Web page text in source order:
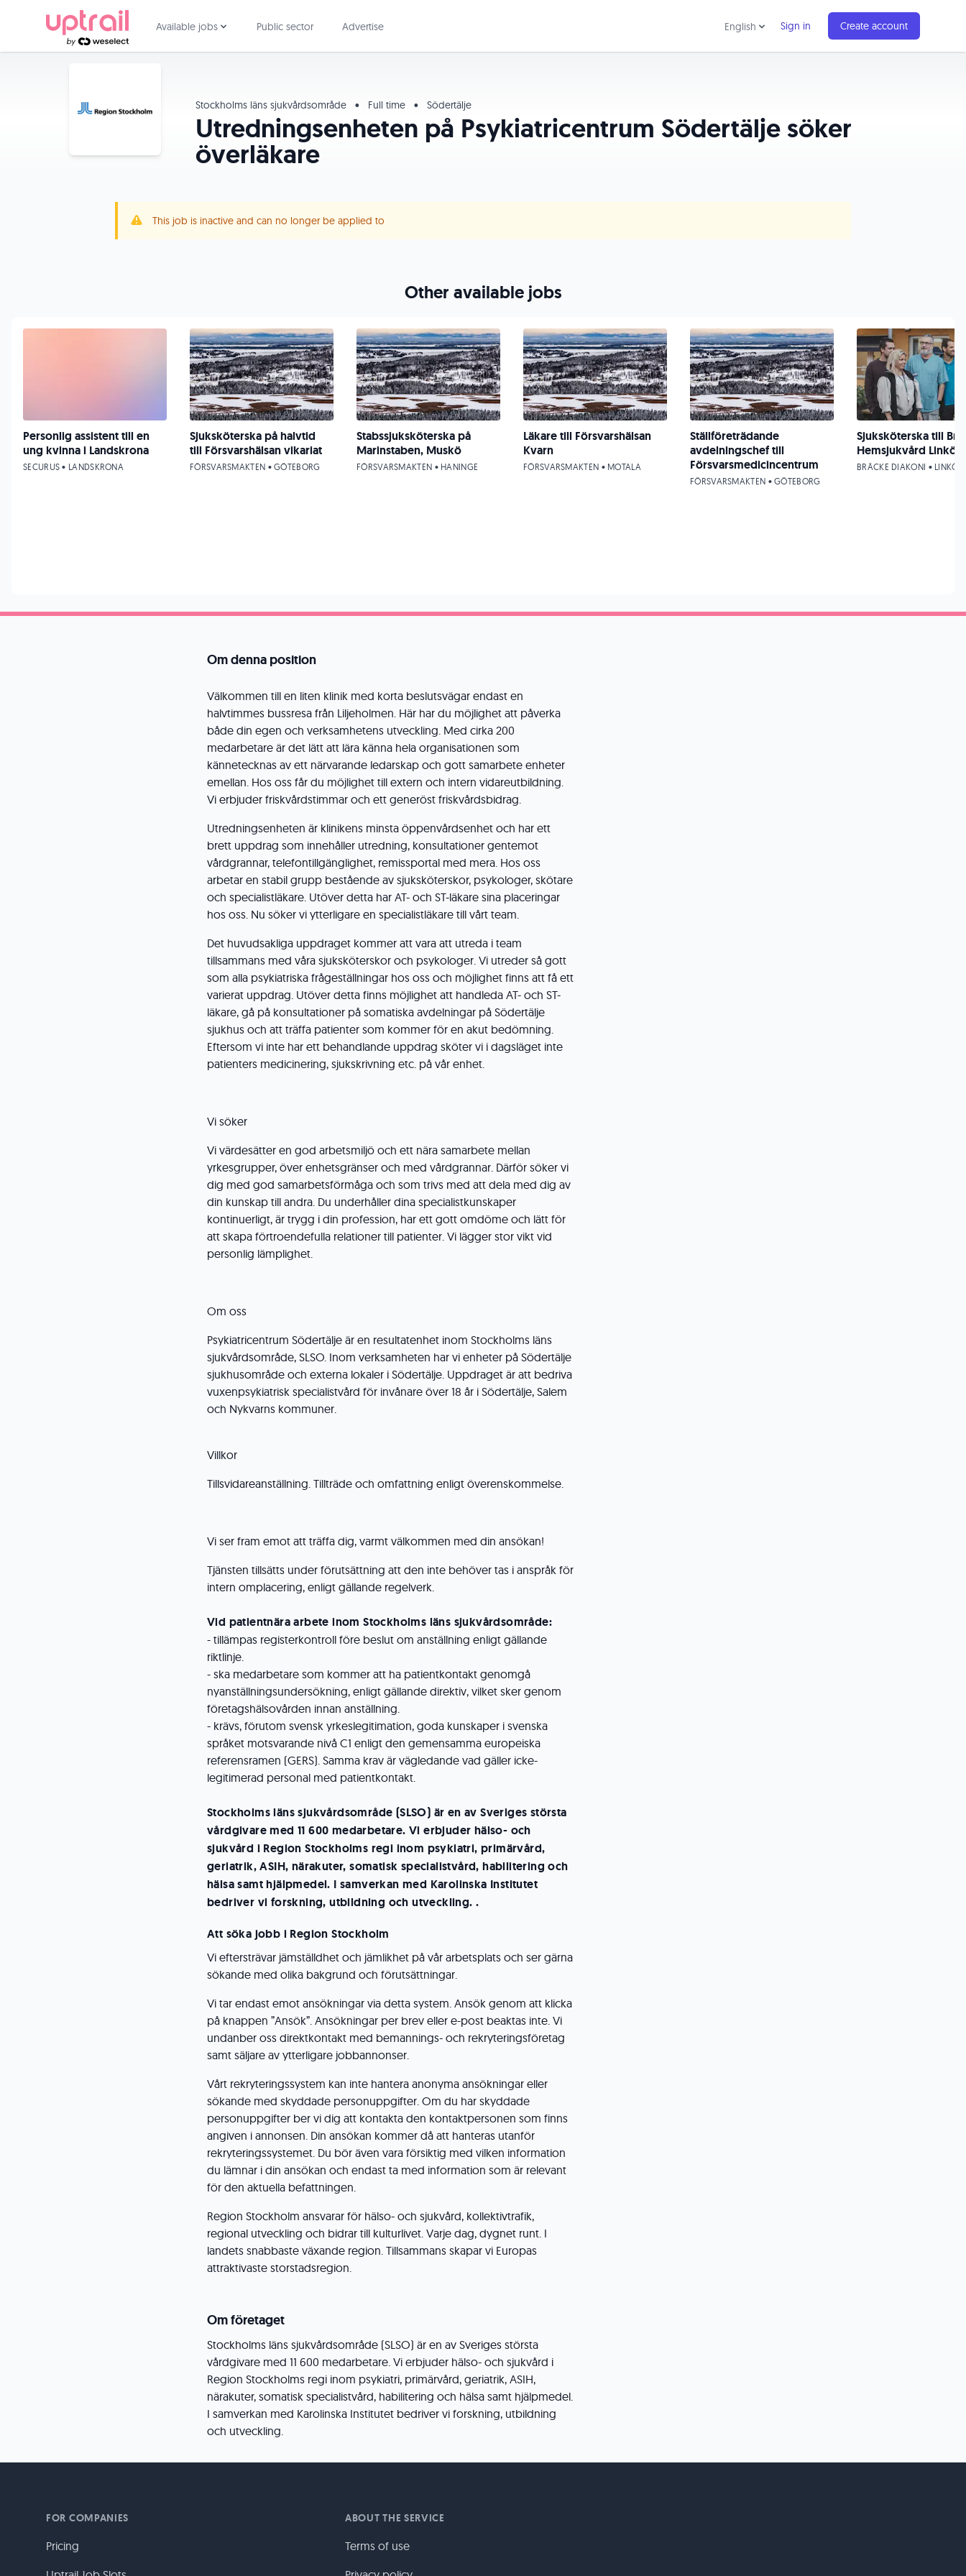
Available jobs Public sector Advertise English Sign in Create account
Stockholms läns sjukvårdsområde • Full time • Södertälje
Utredningsenheten på Psykiatricentrum Södertälje söker
överläkare
This job is inactive and can no longer be applied to
Om denna position
Välkommen till en liten klinik med korta beslutsvägar endast en
halvtimmes bussresa från Liljeholmen. Här har du möjlighet att påverka
både din egen och verksamhetens utveckling. Med cirka 200
medarbetare är det lätt att lära känna hela organisationen som
kännetecknas av ett närvarande ledarskap och gott samarbete enheter
emellan. Hos oss får du möjlighet till extern och intern vidareutbildning.
Vi erbjuder friskvårdstimmar och ett generöst friskvårdsbidrag.
Utredningsenheten är klinikens minsta öppenvårdsenhet och har ett
brett uppdrag som innehåller utredning, konsultationer gentemot
vårdgrannar, telefontillgänglighet, remissportal med mera. Hos oss
arbetar en stabil grupp bestående av sjuksköterskor, psykologer, skötare
och specialistläkare. Utöver detta har AT- och ST-läkare sina placeringar
hos oss. Nu söker vi ytterligare en specialistläkare till vårt team.
Det huvudsakliga uppdraget kommer att vara att utreda i team
tillsammans med våra sjuksköterskor och psykologer. Vi utreder så gott
som alla psykiatriska frågeställningar hos oss och möjlighet finns att få ett
varierat uppdrag. Utöver detta finns möjlighet att handleda AT- och ST-
läkare, gå på konsultationer på somatiska avdelningar på Södertälje
sjukhus och att träffa patienter som kommer för en akut bedömning.
Eftersom vi inte har ett behandlande uppdrag sköter vi i dagsläget inte
patienters medicinering, sjukskrivning etc. på vår enhet.
Vi söker
Vi värdesätter en god arbetsmiljö och ett nära samarbete mellan
yrkesgrupper, över enhetsgränser och med vårdgrannar. Därför söker vi
dig med god samarbetsförmåga och som trivs med att dela med dig av
din kunskap till andra. Du underhåller dina specialistkunskaper
kontinuerligt, är trygg i din profession, har ett gott omdöme och lätt för
att skapa förtroendefulla relationer till patienter. Vi lägger stor vikt vid
personlig lämplighet.
Om oss
Psykiatricentrum Södertälje är en resultatenhet inom Stockholms läns
sjukvårdsområde, SLSO. Inom verksamheten har vi enheter på Södertälje
sjukhusområde och externa lokaler i Södertälje. Uppdraget är att bedriva
vuxenpsykiatrisk specialistvård för invånare över 18 år i Södertälje, Salem
och Nykvarns kommuner.
Villkor
Tillsvidareanställning. Tillträde och omfattning enligt överenskommelse.
Vi ser fram emot att träffa dig, varmt välkommen med din ansökan!
Tjänsten tillsätts under förutsättning att den inte behöver tas i anspråk för
intern omplacering, enligt gällande regelverk.
Vid patientnära arbete inom Stockholms läns sjukvårdsområde:
- tillämpas registerkontroll före beslut om anställning enligt gällande
riktlinje.
- ska medarbetare som kommer att ha patientkontakt genomgå
nyanställningsundersökning, enligt gällande direktiv, vilket sker genom
företagshälsovården innan anställning.
- krävs, förutom svensk yrkeslegitimation, goda kunskaper i svenska
språket motsvarande nivå C1 enligt den gemensamma europeiska
referensramen (GERS). Samma krav är vägledande vad gäller icke-
legitimerad personal med patientkontakt.
Stockholms läns sjukvårdsområde (SLSO) är en av Sveriges största
vårdgivare med 11 600 medarbetare. Vi erbjuder hälso- och
sjukvård i Region Stockholms regi inom psykiatri, primärvård,
geriatrik, ASIH, närakuter, somatisk specialistvård, habilitering och
hälsa samt hjälpmedel. I samverkan med Karolinska Institutet
bedriver vi forskning, utbildning och utveckling. .
Att söka jobb i Region Stockholm
Vi eftersträvar jämställdhet och jämlikhet på vår arbetsplats och ser gärna
sökande med olika bakgrund och förutsättningar.
Vi tar endast emot ansökningar via detta system. Ansök genom att klicka
på knappen ”Ansök”. Ansökningar per brev eller e-post beaktas inte. Vi
undanber oss direktkontakt med bemannings- och rekryteringsföretag
samt säljare av ytterligare jobbannonser.
Vårt rekryteringssystem kan inte hantera anonyma ansökningar eller
sökande med skyddade personuppgifter. Om du har skyddade
personuppgifter ber vi dig att kontakta den kontaktpersonen som finns
angiven i annonsen. Din ansökan kommer då att hanteras utanför
rekryteringssystemet. Du bör även vara försiktig med vilken information
du lämnar i din ansökan och endast ta med information som är relevant
för den aktuella befattningen.
Region Stockholm ansvarar för hälso- och sjukvård, kollektivtrafik,
regional utveckling och bidrar till kulturlivet. Varje dag, dygnet runt. I
landets snabbaste växande region. Tillsammans skapar vi Europas
attraktivaste storstadsregion.
Om företaget
Stockholms läns sjukvårdsområde (SLSO) är en av Sveriges största
vårdgivare med 11 600 medarbetare. Vi erbjuder hälso- och sjukvård i
Region Stockholms regi inom psykiatri, primärvård, geriatrik, ASIH,
närakuter, somatisk specialistvård, habilitering och hälsa samt hjälpmedel.
I samverkan med Karolinska Institutet bedriver vi forskning, utbildning
och utveckling.
Other available jobs
Personlig assistent till en
ung kvinna i Landskrona
SECURUS • LANDSKRONA
Sjuksköterska på halvtid
till Försvarshälsan vikariat
FÖRSVARSMAKTEN • GÖTEBORG
Stabssjuksköterska på
Marinstaben, Muskö
FÖRSVARSMAKTEN • HANINGE
Läkare till Försvarshälsan
Kvarn
FÖRSVARSMAKTEN • MOTALA
Ställföreträdande
avdelningschef till
Försvarsmedicincentrum
FÖRSVARSMAKTEN • GÖTEBORG
Sjuksköterska till
Hemsjukvård
BRÄCKE DIAKONI •
FOR COMPANIES
Pricing
ABOUT THE SERVICE
Terms of use